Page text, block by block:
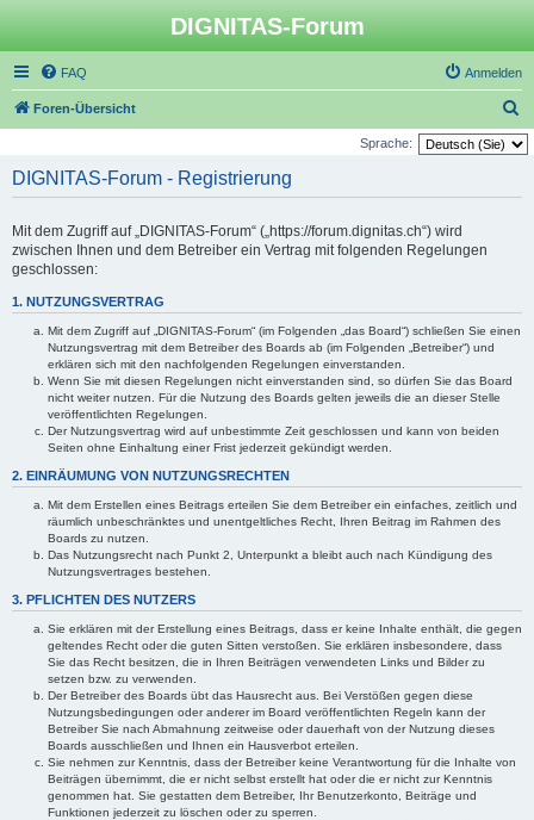
DIGNITAS-Forum
FAQ Anmelden
Foren-Übersicht
u
Sprache:
DIGNITAS-Forum - Registrierung
Mit dem Zugriff auf „DIGNITAS-Forum“ („https://forum.dignitas.ch“) wird
zwischen Ihnen und dem Betreiber ein Vertrag mit folgenden Regelungen
geschlossen:
1. NUTZUNGSVERTRAG
Mit dem Zugriff auf „DIGNITAS-Forum“ (im Folgenden „das Board“) schließen Sie einen
Nutzungsvertrag mit dem Betreiber des Boards ab (im Folgenden „Betreiber“) und
erklären sich mit den nachfolgenden Regelungen einverstanden.
Wenn Sie mit diesen Regelungen nicht einverstanden sind, so dürfen Sie das Board
nicht weiter nutzen. Für die Nutzung des Boards gelten jeweils die an dieser Stelle
veröffentlichten Regelungen.
Der Nutzungsvertrag wird auf unbestimmte Zeit geschlossen und kann von beiden
Seiten ohne Einhaltung einer Frist jederzeit gekündigt werden.
2. EINRÄUMUNG VON NUTZUNGSRECHTEN
Mit dem Erstellen eines Beitrags erteilen Sie dem Betreiber ein einfaches, zeitlich und
räumlich unbeschränktes und unentgeltliches Recht, Ihren Beitrag im Rahmen des
Boards zu nutzen.
Das Nutzungsrecht nach Punkt 2, Unterpunkt a bleibt auch nach Kündigung des
Nutzungsvertrages bestehen.
3. PFLICHTEN DES NUTZERS
Sie erklären mit der Erstellung eines Beitrags, dass er keine Inhalte enthält, die gegen
geltendes Recht oder die guten Sitten verstoßen. Sie erklären insbesondere, dass
Sie das Recht besitzen, die in Ihren Beiträgen verwendeten Links und Bilder zu
setzen bzw. zu verwenden.
Der Betreiber des Boards übt das Hausrecht aus. Bei Verstößen gegen diese
Nutzungsbedingungen oder anderer im Board veröffentlichten Regeln kann der
Betreiber Sie nach Abmahnung zeitweise oder dauerhaft von der Nutzung dieses
Boards ausschließen und Ihnen ein Hausverbot erteilen.
Sie nehmen zur Kenntnis, dass der Betreiber keine Verantwortung für die Inhalte von
Beiträgen übernimmt, die er nicht selbst erstellt hat oder die er nicht zur Kenntnis
genommen hat. Sie gestatten dem Betreiber, Ihr Benutzerkonto, Beiträge und
Funktionen jederzeit zu löschen oder zu sperren.